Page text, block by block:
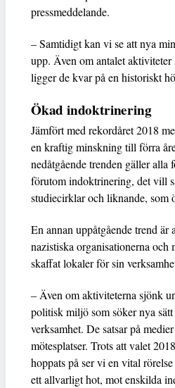
pressmeddelande.
– Samtidigt kan vi se att nya
upp. Även om antalet
ligger de kvar på en historiskt
Ökad indoktrinering
Jämfört med rekordåret 2018
en kraftig minskning till förra
nedåtgående trenden gäller alla
förutom indoktrinering, det vill
studiecirklar och liknande, som
En annan uppåtgående trend är
nazistiska organisationerna och
skaffat lokaler för sin
– Även om aktiviteterna sjönk
politisk miljö som söker nya
verksamhet. De satsar på
mötesplatser. Trots att valet
hoppats på ser vi en vital
ett allvarligt hot, mot enskilda